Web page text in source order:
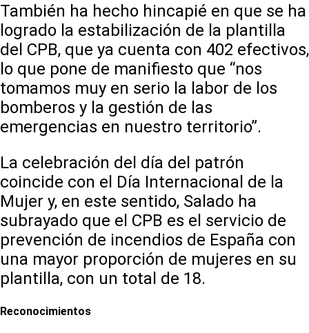
También ha hecho hincapié en que se ha
logrado la estabilización de la plantilla
del CPB, que ya cuenta con 402 efectivos,
lo que pone de manifiesto que “nos
tomamos muy en serio la labor de los
bomberos y la gestión de las
emergencias en nuestro territorio”.
La celebración del día del patrón
coincide con el Día Internacional de la
Mujer y, en este sentido, Salado ha
subrayado que el CPB es el servicio de
prevención de incendios de España con
una mayor proporción de mujeres en su
plantilla, con un total de 18.
Reconocimientos